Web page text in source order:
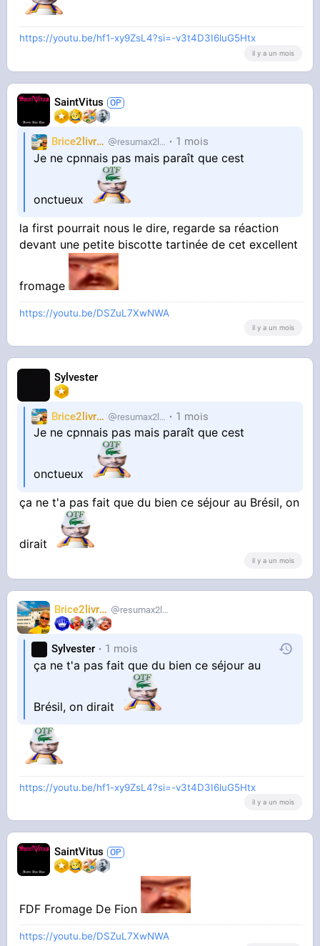
https://youtu.be/hf1-xy9ZsL4?si=-v3t4D3I6luG5Htx
il y a un mois
SaintVitus
Brice2livres resumax2livres 1 mois
Je ne cpnnais pas mais paraît que cest
onctueux
la first pourrait nous le dire, regarde sa réaction
devant une petite biscotte tartinée de cet excellent
fromage
https://youtu.be/DSZuL7XwNWA
il y a un mois
Sylvester
Brice2livres resumax2livres 1 mois
Je ne cpnnais pas mais paraît que cest
onctueux
ça ne t'a pas fait que du bien ce séjour au Brésil, on
dirait
il y a un mois
Brice2livres resumax2livres
Sylvester 1 mois
ça ne t'a pas fait que du bien ce séjour au
Brésil, on dirait
https://youtu.be/hf1-xy9ZsL4?si=-v3t4D3I6luG5Htx
il y a un mois
SaintVitus
FDF Fromage De Fion
https://youtu.be/DSZuL7XwNWA